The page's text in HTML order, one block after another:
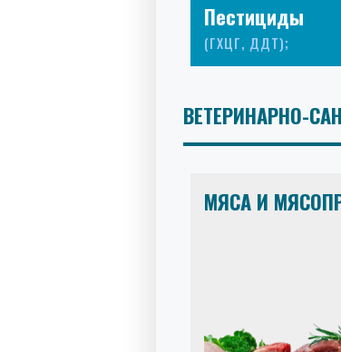
Пестициды
(ГХЦГ, ДДТ);
ВЕТЕРИНАРНО-
МЯСА И